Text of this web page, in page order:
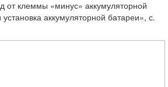
от клеммы «ми­нус» аккумуляторной
аккумуляторной батареи», с.